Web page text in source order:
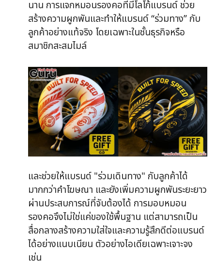
นาน การแจกหมอนรองคอที่มีโลโก้แบรนด์ ช่วย
สร้างความผูกพันและทำให้แบรนด์ “ร่วมทาง” กับ
ลูกค้าอย่างแท้จริง โดยเฉพาะในชั้นธุรกิจหรือ
สมาชิกสะสมไมล์
และช่วยให้แบรนด์ "ร่วมเดินทาง" กับลูกค้าได้
มากกว่าคำโฆษณา และยังเพิ่มความผูกพันระยะยาว
ผ่านประสบการณ์ที่จับต้องได้ การมอบหมอน
รองคอจึงไม่ใช่แค่ของใช้พื้นฐาน แต่สามารถเป็น
สื่อกลางสร้างความใส่ใจและความรู้สึกดีต่อแบรนด์
ได้อย่างแนบเนียน ตัวอย่างไอเดียเฉพาะเจาะจง
เช่น